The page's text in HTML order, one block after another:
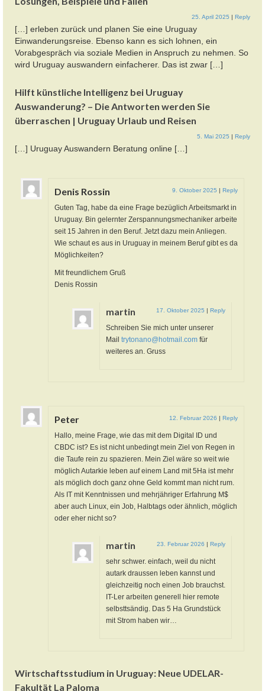
25. April 2025 | Reply
[…] erleben zurück und planen Sie eine Uruguay
Einwanderungsreise. Ebenso kann es sich lohnen, ein
Vorabgespräch via soziale Medien in Anspruch zu nehmen. So
wird Uruguay auswandern einfacherer. Das ist zwar […]
Hilft künstliche Intelligenz bei Uruguay
Auswanderung? – Die Antworten werden Sie
überraschen | Uruguay Urlaub und Reisen
5. Mai 2025 | Reply
[…] Uruguay Auswandern Beratung online […]
Denis Rossin 9. Oktober 2025 | Reply
Guten Tag, habe da eine Frage bezüglich Arbeitsmarkt in
Uruguay. Bin gelernter Zerspannungsmechaniker arbeite
seit 15 Jahren in den Beruf. Jetzt dazu mein Anliegen.
Wie schaut es aus in Uruguay in meinem Beruf gibt es da
Möglichkeiten?
Mit freundlichem Gruß
Denis Rossin
martin 17. Oktober 2025 | Reply
Schreiben Sie mich unter unserer
Mail trytonano@hotmail.com für
weiteres an. Gruss
Peter 12. Februar 2026 | Reply
Hallo, meine Frage, wie das mit dem Digital ID und
CBDC ist? Es ist nicht unbedingt mein Ziel von Regen in
die Taufe rein zu spazieren. Mein Ziel wäre so weit wie
möglich Autarkie leben auf einem Land mit 5Ha ist mehr
als möglich doch ganz ohne Geld kommt man nicht rum.
Als IT mit Kenntnissen und mehrjähriger Erfahrung M$
aber auch Linux, ein Job, Halbtags oder ähnlich, möglich
oder eher nicht so?
martin 23. Februar 2026 | Reply
sehr schwer. einfach, weil du nicht
autark draussen leben kannst und
gleichzeitig noch einen Job brauchst.
IT-Ler arbeiten generell hier remote
selbsttsändig. Das 5 Ha Grundstück
mit Strom haben wir…
Wirtschaftsstudium in Uruguay: Neue UDELAR-
Fakultät La Paloma